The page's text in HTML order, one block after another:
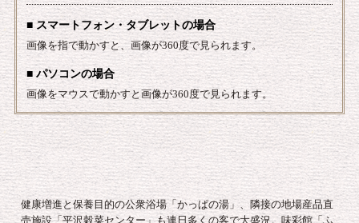
■ スマートフォン・タブレットの場合
画像を指で動かすと、画像が360度で見られます。
■ パソコンの場合
画像をマウスで動かすと画像が360度で見られます。
健康増進と保養目的の公衆浴場「かっぱの湯」、隣接の地場産品直